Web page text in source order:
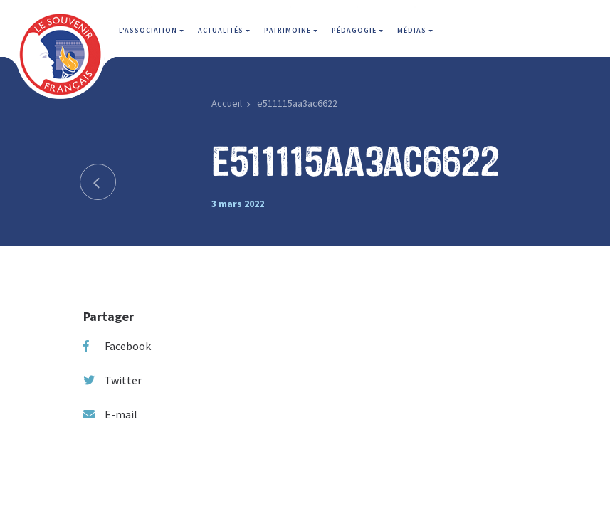
L'ASSOCIATION ACTUALITÉS PATRIMOINE PÉDAGOGIE MÉDIAS
Accueil e511115aa3ac6622
e511115aa3ac6622
3 mars 2022
Partager
Facebook
Twitter
E-mail